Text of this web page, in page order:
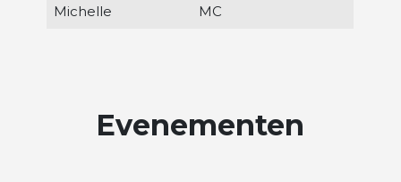
Michelle MC
Evenementen